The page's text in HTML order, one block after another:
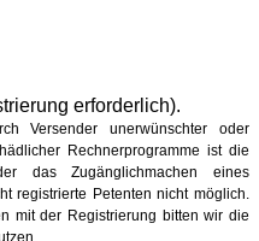
erforderlich).
Versender unerwünschter oder
Rechnerprogramme ist die
das Zugänglichmachen eines
registrierte Petenten nicht möglich.
mit der Registrierung bitten wir die